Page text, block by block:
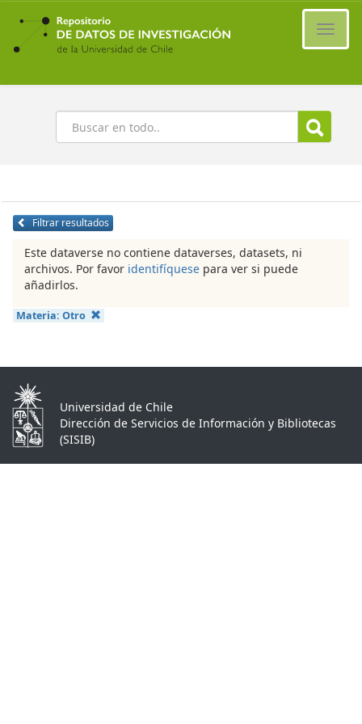
Ir
contenido
principal
Buscar
Filtrar resultados
Este dataverse no contiene dataverses, datasets, ni
archivos. Por favor identifíquese para ver si puede
añadirlos.
Materia: Otro
Universidad de Chile
Dirección de Servicios de Información y Bibliotecas
(SISIB)